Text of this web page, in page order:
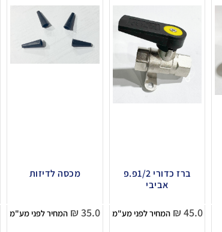
ברז כדורי 1/2פ.פ
אביבי
₪ 45.0 המחיר לפני מע"מ
מכסה לדיזות
₪ 35.0 המחיר לפני מע"מ